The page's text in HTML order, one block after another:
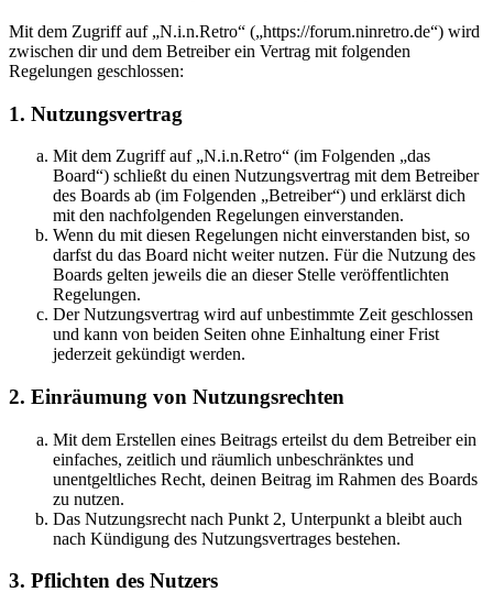
Mit dem Zugriff auf „N.i.n.Retro“ („https://forum.ninretro.de“) wird
zwischen dir und dem Betreiber ein Vertrag mit folgenden
Regelungen geschlossen:
1. Nutzungsvertrag
Mit dem Zugriff auf „N.i.n.Retro“ (im Folgenden „das
Board“) schließt du einen Nutzungsvertrag mit dem Betreiber
des Boards ab (im Folgenden „Betreiber“) und erklärst dich
mit den nachfolgenden Regelungen einverstanden.
Wenn du mit diesen Regelungen nicht einverstanden bist, so
darfst du das Board nicht weiter nutzen. Für die Nutzung des
Boards gelten jeweils die an dieser Stelle veröffentlichten
Regelungen.
Der Nutzungsvertrag wird auf unbestimmte Zeit geschlossen
und kann von beiden Seiten ohne Einhaltung einer Frist
jederzeit gekündigt werden.
2. Einräumung von Nutzungsrechten
Mit dem Erstellen eines Beitrags erteilst du dem Betreiber ein
einfaches, zeitlich und räumlich unbeschränktes und
unentgeltliches Recht, deinen Beitrag im Rahmen des Boards
zu nutzen.
Das Nutzungsrecht nach Punkt 2, Unterpunkt a bleibt auch
nach Kündigung des Nutzungsvertrages bestehen.
3. Pflichten des Nutzers